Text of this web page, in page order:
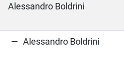
Alessandro Boldrini
Alessandro Boldrini